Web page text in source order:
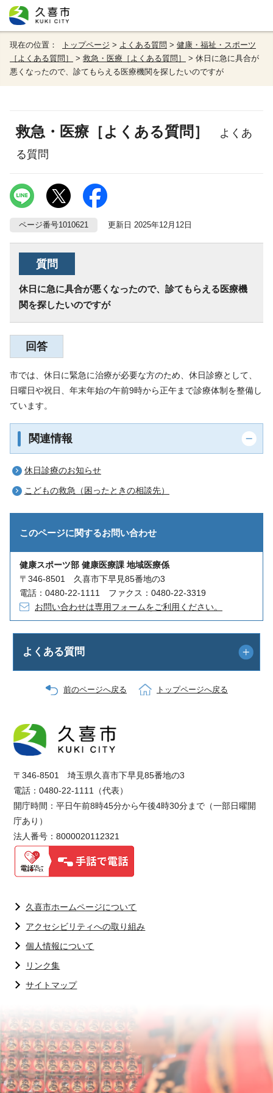
現在の位置： トップページ > よくある質問 > 健康・福祉・スポーツ
［よくある質問］
> 救急・医療［よくある質問］
> 休日に急に具合が
悪くなったので、診てもらえる医療機関を探したいのですが
救急・医療［よくある質問］
よくあ
る質問
ページ番号1010621 更新日 2025年12月12日
質問
休日に急に具合が悪くなったので、診てもらえる医療機
関を探したいのですが
回答
市では、休日に緊急に治療が必要な方のため、休日診療として、
日曜日や祝日、年末年始の午前9時から正午まで診療体制を整備し
ています。
関連情報
休日診療のお知らせ
こどもの救急（困ったときの相談先）
このページに関するお問い合わせ
健康スポーツ部 健康医療課 地域医療係
〒346-8501 久喜市下早見85番地の3
電話：0480-22-1111 ファクス：0480-22-3319
お問い合わせは専用フォームをご利用ください。
よくある質問
前のページへ戻る トップページへ戻る
〒346-8501 埼玉県久喜市下早見85番地の3
電話：0480-22-1111（代表）
開庁時間：平日午前8時45分から午後4時30分まで（一部日曜開
庁あり）
法人番号：8000020112321
久喜市ホームページについて
アクセシビリティへの取り組み
個人情報について
リンク集
サイトマップ